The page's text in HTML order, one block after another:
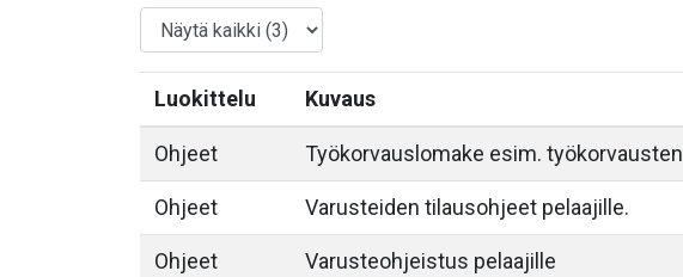
Luokittelu Kuvaus
Ohjeet Työkorvauslomake esim.
Ohjeet Varusteiden tilausohjeet pelaajille.
Ohjeet Varusteohjeistus pelaajille